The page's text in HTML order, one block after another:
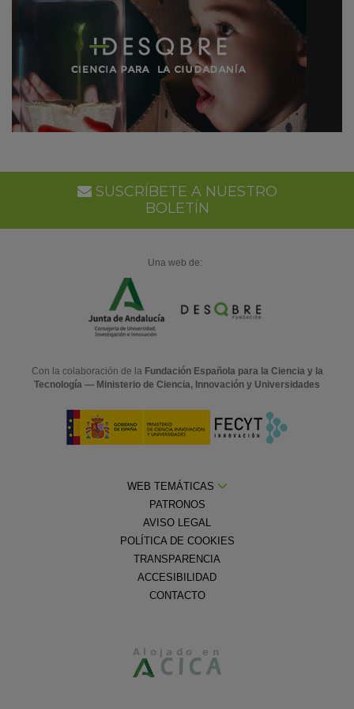
SUSCRÍBETE A NUESTRO
BOLETÍN
Una web de:
Con la colaboración de la Fundación Española para la Ciencia y la
Tecnología — Ministerio de Ciencia, Innovación y Universidades
WEB TEMÁTICAS
PATRONOS
AVISO LEGAL
POLÍTICA DE COOKIES
TRANSPARENCIA
ACCESIBILIDAD
CONTACTO